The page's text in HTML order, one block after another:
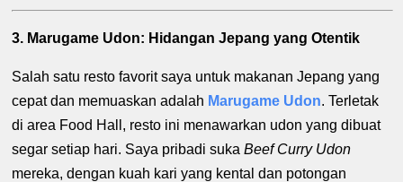
3. Marugame Udon: Hidangan Jepang yang Otentik
Salah satu resto favorit saya untuk makanan Jepang yang
cepat dan memuaskan adalah Marugame Udon. Terletak
di area Food Hall, resto ini menawarkan udon yang dibuat
segar setiap hari. Saya pribadi sukaBeef Curry Udon
mereka, dengan kuah kari yang kental dan potongan